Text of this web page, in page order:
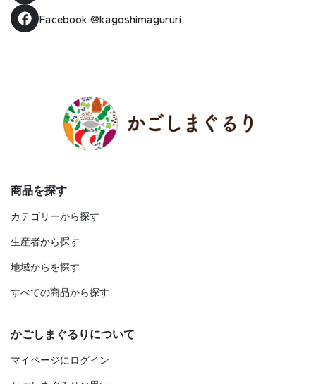
Facebook @kagoshimagururi
商品を探す
カテゴリーから探す
生産者から探す
地域からを探す
すべての商品から探す
かごしまぐるりについて
マイページにログイン